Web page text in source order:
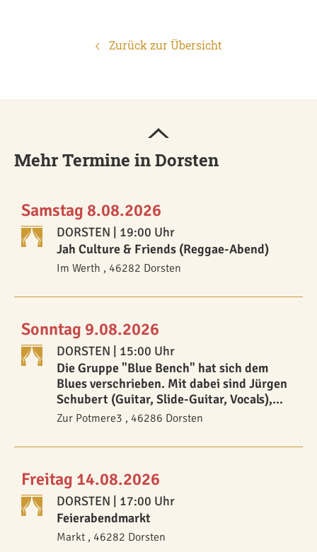
Zurück zur Übersicht
Mehr Termine in Dorsten
Samstag 8.08.2026
DORSTEN | 19:00 Uhr
Jah Culture & Friends (Reggae-Abend)
Im Werth , 46282 Dorsten
Sonntag 9.08.2026
DORSTEN | 15:00 Uhr
Die Gruppe "Blue Bench" hat sich dem
Blues verschrieben. Mit dabei sind Jürgen
Schubert (Guitar, Slide-Guitar, Vocals),
Rainer Bienek (Blues-Harp), Thomas
Günni Krawiec (Guitar
Zur Potmere3 , 46286 Dorsten
Freitag 14.08.2026
DORSTEN | 17:00 Uhr
Feierabendmarkt
Markt , 46282 Dorsten